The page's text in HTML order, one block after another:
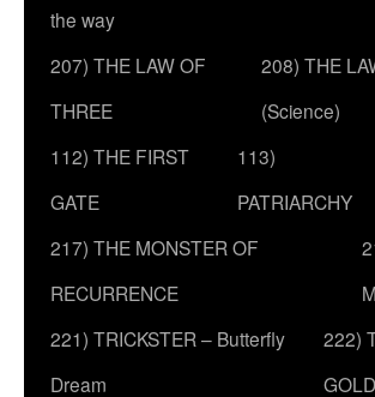
the way
207) THE LAW OF
THREE
208) THE
(Science)
112) THE FIRST
GATE
113)
PATRIARCHY
217) THE MONSTER OF
RECURRENCE
221) TRICKSTER – Butterfly
Dream
222)
GOLD